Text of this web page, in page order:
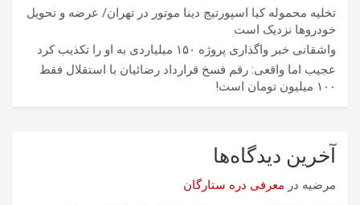
تخلیه محموله کیا اسپورتیج دینا موتور در تهران/ عرضه و تحویل
خودروها نزدیک است
واشقانی خبر واگذاری پروژه ۱۵۰ میلیاردی به او را تکذیب کرد
عجیب اما واقعی: رقم فسخ قرارداد رضائیان با استقلال فقط
۱۰۰ میلیون تومان است!
آخرین دیدگاه‌ها
مرضیه در معرفی دره ستارگان